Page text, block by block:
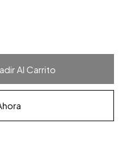
Al Carrito